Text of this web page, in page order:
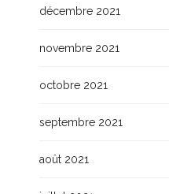
décembre 2021
novembre 2021
octobre 2021
septembre 2021
août 2021